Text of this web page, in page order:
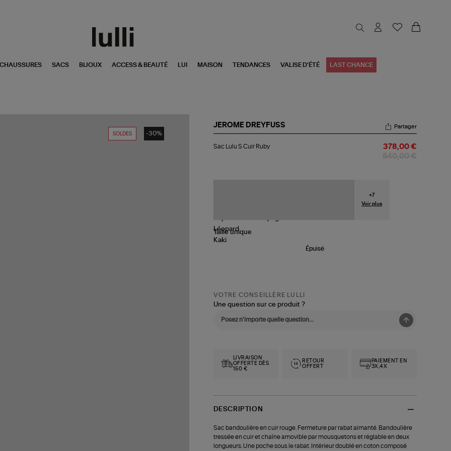
CHAUSSURES SACS BIJOUX ACCESS & BEAUTÉ LUI MAISON TENDANCES VALISE D'ÉTÉ LAST CHANCE
SOLDES -30%
JEROME DREYFUSS
Lulu
Partager
Sac Lulu S Cuir Ruby 378,00 €
+7
Voir plus
Tailleunique
Épuisé
VOTRE CONSEILLÈRE LULLI
Une question sur ce produit ?
LIVRAISON
OFFERTE DÈS
150 €
RETOUR
OFFERT
PAIEMENT EN
3X,4X
DESCRIPTION
Sac bandoulière en cuir rouge. Fermeture par rabat aimanté. Bandoulière
tressée en cuir et chaîne amovible par mousquetons et réglable en deux
longueurs. Une poche sous le rabat. Intérieur doublé en coton composé